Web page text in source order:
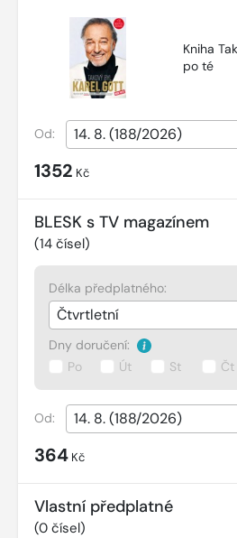
Kniha
po té
Od:
1352 Kč
BLESK s TV magazínem
(14 čísel)
Délka předplatného:
Dny doručení:
Po
Út St Čt
Od:
364 Kč
Vlastní předplatné
(0 čísel)